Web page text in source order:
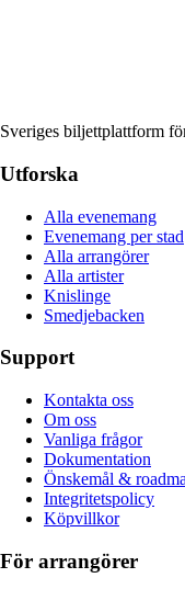
Sveriges biljettplattform
Utforska
Alla evenemang
Evenemang per stad
Alla arrangörer
Alla artister
Knislinge
Smedjebacken
Support
Kontakta oss
Om oss
Vanliga frågor
Dokumentation
Önskemål &
Integritetspolicy
Köpvillkor
För arrangörer